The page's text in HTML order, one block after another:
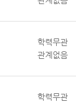
학력무관
관계없음
학력무관